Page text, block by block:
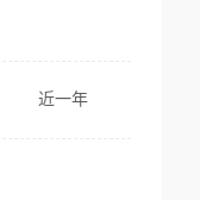
近一年